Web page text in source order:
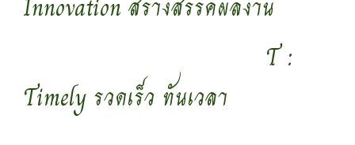
Innovation สร้างสรรค์ผลงาน
T :
Timely รวดเร็ว ทันเวลา